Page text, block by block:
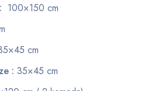
100×150 cm
cm
: 35×45 cm